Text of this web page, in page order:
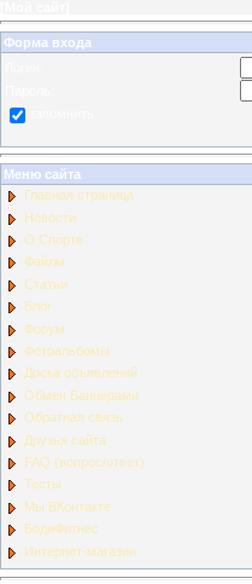
Форма входа
Меню сайта
Главная страница
Новости
О Спорте
Файлы
Статьи
Блог
Форум
Фотоальбомы
Доска объявлений
Обмен Баннерами
Обратная связь
Друзья сайта
FAQ (вопрос/ответ)
Тесты
Мы ВКонтакте
БодиФитнес
Интернет-магазин